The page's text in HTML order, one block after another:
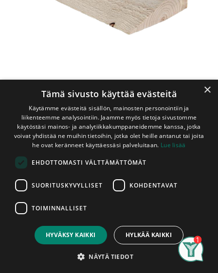
2,55€
Account
Shop
Sahatut kestopuut
Kestopuu Vihreä 50x100/0 mm Vinosahattu AB-Luokka
Kestopuu Vihreä 50x100/0 mm
Vinosahattu AB-Luokka
Täysisärmäinen vinosahattu sahapintainen vihreäksi
kyllästetty lankku. Lankku on suorakulmaisen kolmion
Tämän tuotteen kyllästysluokka on AB. AB-luokan
kestopuuta käytetään maan pinnan yläpuolisissa
puurakenteissa, esim. aitalaudoituksissa, pihakalusteissa,
terassilaudoituksissa ja ulkoverhouksissa. AB-luokan
×
Tämä sivusto käyttää evästeitä
Käytämme evästeitä sisällön, mainosten personointiin ja
liikenteemme analysointiin. Jaamme myös tietoja sivustomme
käytöstäsi mainos- ja analytiikkakumppaneidemme kanssa, jotka
voivat yhdistää ne muihin tietoihin, jotka olet heille antanut tai joita
he ovat keränneet käyttäessäsi palveluitaan. Lue lisää
EHDOTTOMASTI VÄLTTÄMÄTTÖMÄT
SUORITUSKYVYLLISET KOHDENTAVAT
TOIMINNALLISET
HYVÄKSY KAIKKI HYLKÄÄ KAIKKI
NÄYTÄ TIEDOT